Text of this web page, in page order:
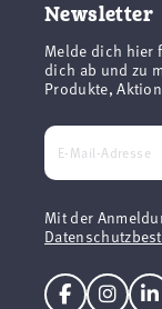
Newsletter
Melde dich hier
dich ab und zu
Produkte,
Mit der